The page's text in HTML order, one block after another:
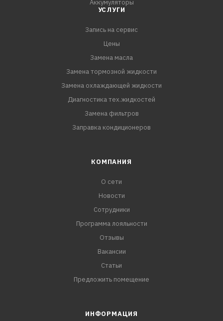
Аккумуляторы
УСЛУГИ
Запись на сервис
Цены
Замена масла
Замена тормозной жидкости
Замена охлаждающей жидкости
Диагностика тех.жидкостей
Замена фильтров
Заправка кондиционеров
КОМПАНИЯ
О сети
Новости
Сотрудники
Программа лояльности
Отзывы
Вакансии
Статьи
Предложить помещение
ИНФОРМАЦИЯ